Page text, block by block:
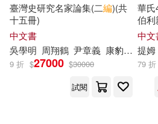
烽火戲諸侯(4) 石延博
說詞解字辭書研究中心編著
奧諾雷．德．巴爾札克(3)
首都師範大學出版社(14)
北京體育大學出版社(12)
上海科學技術出版社(10)
配送方式 (可複選)
臺灣史研究名家論集(二編)(共
十五冊)
中文書
吳學明 周翔鶴 尹章義 康豹 徐曉望
9 折 $27000 $30000
試閱
華氏
伯利
中文
提姆
79 折